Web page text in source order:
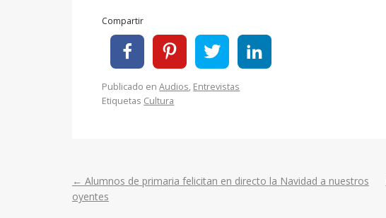
Compartir
Publicado enAudios, Entrevistas
Etiquetas Cultura
Post
← Alumnos de primaria felicitan en directo la Navidad a nuestros
oyentes